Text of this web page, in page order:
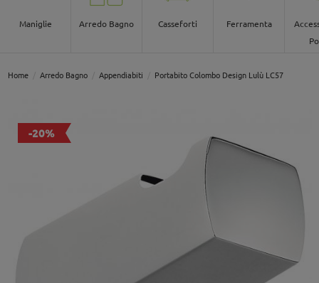
Maniglie Arredo Bagno Casseforti Ferramenta
Home Arredo Bagno Appendiabiti Portabito Colombo Design Lulù LC57
-20%